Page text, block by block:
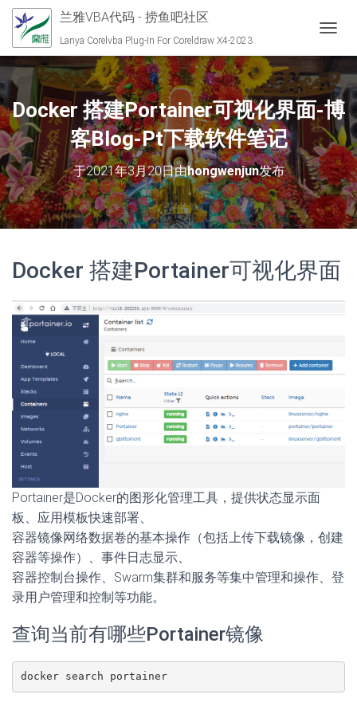
兰雅VBA代码 - 捞鱼吧社区
Lanya Corelvba Plug-In For Coreldraw X4-2023
Docker 搭建Portainer可视化界面-博
客Blog-Pt下载软件笔记
于2021年3月20日由hongwenjun发布
Docker 搭建Portainer可视化界面
Portainer是Docker的图形化管理工具，提供状态显示面
板、应用模板快速部署、
容器镜像网络数据卷的基本操作（包括上传下载镜像，创建
容器等操作）、事件日志显示、
容器控制台操作、Swarm集群和服务等集中管理和操作、登
录用户管理和控制等功能。
查询当前有哪些Portainer镜像
docker search portainer